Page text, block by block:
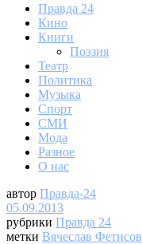
Правда 24
Кино
Книги
Поэзия
Театр
Политика
Музыка
Спорт
СМИ
Мода
Разное
О нас
автор Правда-24
05.09.2013
рубрики Правда 24
метки Вячеслав Фетисов